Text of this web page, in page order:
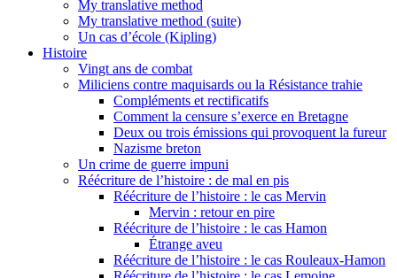
My translative method
My translative method (suite)
Un cas d’école (Kipling)
Histoire
Vingt ans de combat
Miliciens contre maquisards ou la Résistance trahie
Compléments et rectificatifs
Comment la censure s’exerce en Bretagne
Deux ou trois émissions qui provoquent la fureur
Nazisme breton
Un crime de guerre impuni
Réécriture de l’histoire : de mal en pis
Réécriture de l’histoire : le cas Mervin
Mervin : retour en pire
Réécriture de l’histoire : le cas Hamon
Étrange aveu
Réécriture de l’histoire : le cas Rouleaux-Hamon